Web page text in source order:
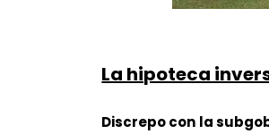
La hipoteca
Discrepo con la